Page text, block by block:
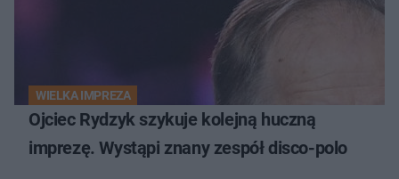
WIELKA IMPREZA
Ojciec Rydzyk szykuje kolejną huczną
imprezę. Wystąpi znany zespół disco-polo